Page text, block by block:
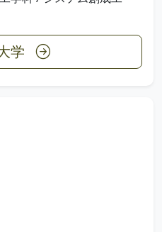
学